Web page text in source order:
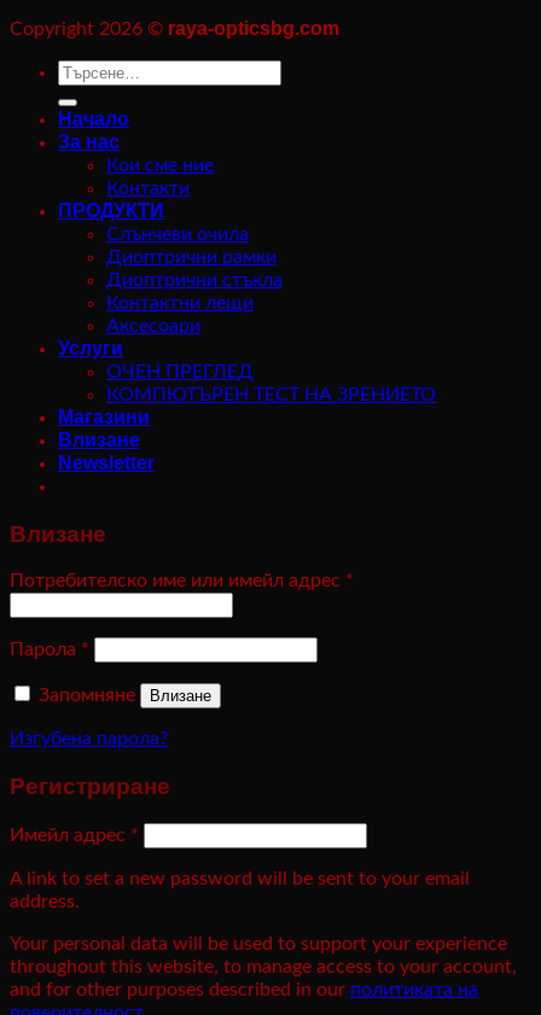
Copyright 2026 © raya-opticsbg.com
Търсене
Начало
За нас
Кои сме ние
Контакти
ПРОДУКТИ
Слънчеви очила
Диоптрични рамки
Диоптрични стъкла
Контактни лещи
Аксесоари
Услуги
ОЧЕН ПРЕГЛЕД
КОМПЮТЪРЕН ТЕСТ НА ЗРЕНИЕТО
Магазини
Влизане
Newsletter
Влизане
Потребителско име или имейл адрес *
Парола *
Запомняне Влизане
Изгубена парола?
Регистриране
Имейл адрес *
A link to set a new password will be sent to your email
address.
Your personal data will be used to support your experience
throughout this website, to manage access to your account,
and for other purposes described in our политиката на